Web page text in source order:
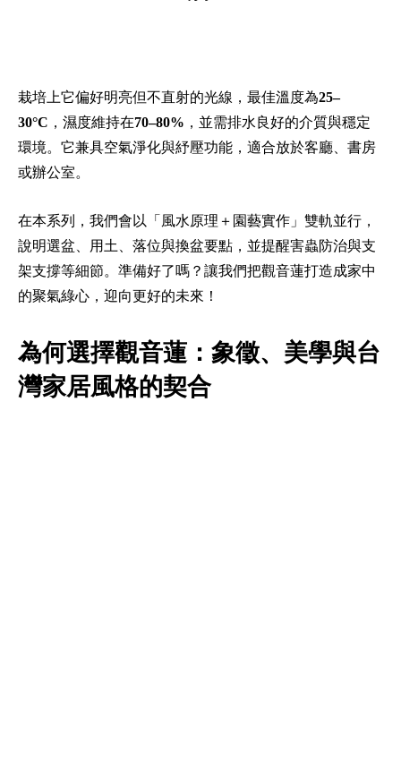
栽培上它偏好明亮但不直射的光線，最佳溫度為25–
30°C ，濕度維持在70–80% ，並需排水良好的介質與穩定
環境。它兼具空氣淨化與紓壓功能，適合放於客廳、書房
或辦公室。
在本系列，我們會以「風水原理＋園藝實作」雙軌並行，
說明選盆、用土、落位與換盆要點，並提醒害蟲防治與支
架支撐等細節。準備好了嗎？讓我們把觀音蓮打造成家中
的聚氣綠心，迎向更好的未來！
為何選擇觀音蓮：象徵、美學與台
灣家居風格的契合